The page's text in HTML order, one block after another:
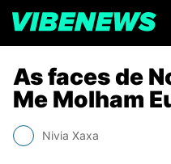
As faces de
Me Molham
Nivia Xaxa